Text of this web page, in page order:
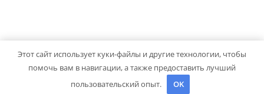
Copyright © 2026 Мастер на Все Руки. Powered byColorMag
Этот сайт использует куки-файлы и другие технологии, чтобы
помочь вам в навигации, а также предоставить лучший
пользовательский опыт.
OK